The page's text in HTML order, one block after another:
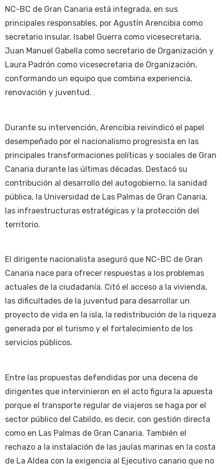
NC-BC de Gran Canaria está integrada, en sus
principales responsables, por Agustín Arencibia como
secretario insular. Isabel Guerra como vicesecretaria,
Juan Manuel Gabella como secretario de Organización y
Laura Padrón como vicesecretaria de Organización,
conformando un equipo que combina experiencia,
renovación y juventud.
Durante su intervención, Arencibia reivindicó el papel
desempeñado por el nacionalismo progresista en las
principales transformaciones políticas y sociales de Gran
Canaria durante las últimas décadas. Destacó su
contribución al desarrollo del autogobierno, la sanidad
pública, la Universidad de Las Palmas de Gran Canaria,
las infraestructuras estratégicas y la protección del
territorio.
El dirigente nacionalista aseguró que NC-BC de Gran
Canaria nace para ofrecer respuestas a los problemas
actuales de la ciudadanía. Citó el acceso a la vivienda,
las dificultades de la juventud para desarrollar un
proyecto de vida en la isla, la redistribución de la riqueza
generada por el turismo y el fortalecimiento de los
servicios públicos.
Entre las propuestas defendidas por una decena de
dirigentes que intervinieron en el acto figura la apuesta
porque el transporte regular de viajeros se haga por el
sector público del Cabildo, es decir, con gestión directa
como en Las Palmas de Gran Canaria. También el
rechazo a la instalación de las jaulas marinas en la costa
de La Aldea con la exigencia al Ejecutivo canario que no